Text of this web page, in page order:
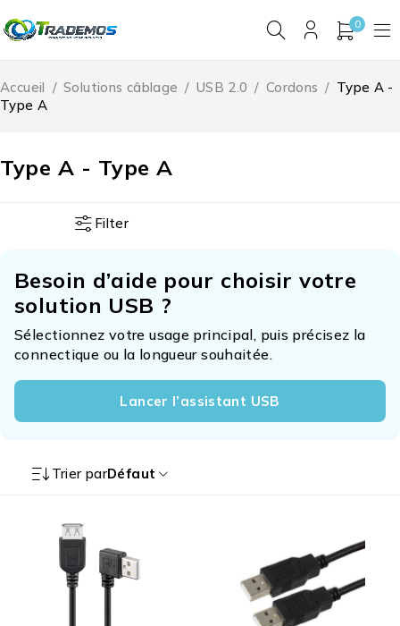
0
Type A - Type A
Accueil / Solutions câblage / USB 2.0 / Cordons / Type A -
Type A
Besoin d’aide pour choisir votre
solution USB ?
Sélectionnez votre usage principal, puis précisez la
connectique ou la longueur souhaitée.
Lancer l’assistant USB
Filter
Trier parDéfaut